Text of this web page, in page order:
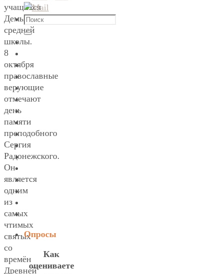
учащихся
Демьяновской
средней
школы.
8
октября
православные
верующие
отмечают
день
памяти
преподобного
Сергия
Радонежского.
Он
является
одним
из
самых
чтимых
святых
со
времён
Древней
Что
искать:
Поиск
Опросы
Как
оцениваете